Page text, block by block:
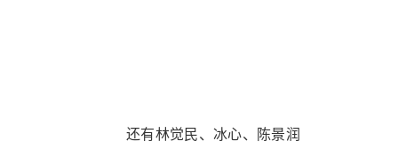
还有林觉民、冰心、陈景润